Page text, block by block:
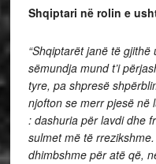
Shqiptari në rolin e
“Shqiptarët janë të
sëmundja mund t’i
tyre, pa shpresë
njofton se merr pjesë në
: dashuria për lavdi dhe
sulmet më të
dhimbshme për atë që,